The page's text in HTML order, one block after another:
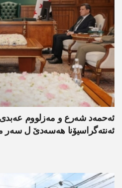
ئەحمەد شەرع و مەزلووم عەبدی
ئەنتەگراسیۆنا ھەسەدێ ل سەر